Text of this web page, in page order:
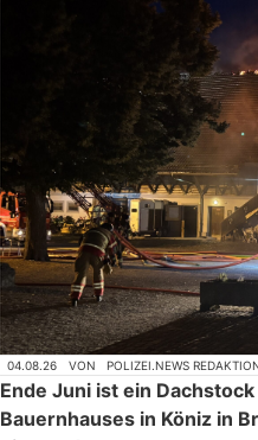
04.08.26 VON POLIZEI.NEWS
Ende Juni ist ein
Bauernhauses in Köniz in